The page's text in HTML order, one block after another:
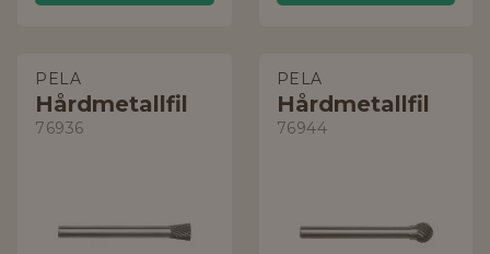
PELA
Hårdmetallfil
76936
PELA
Hårdmetallfil
76944